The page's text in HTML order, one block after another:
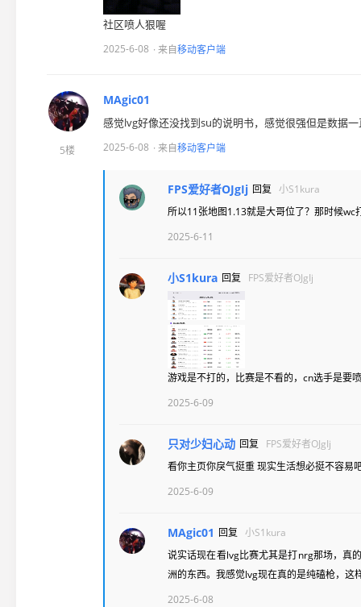
社区喷人狠喔
2025-6-08 · 来自移动客户端
5楼
MAgic01
感觉lvg好像还没找到su的说明书，感觉很强但是数据
2025-6-08 · 来自移动客户端
FPS爱好者OJgIj 回复 小S1kura
所以11张地图1.13就是大哥位了？那时候
2025-6-11
小S1kura 回复 FPS爱好者OJgIj
游戏是不打的，比赛是不看的，cn选手是要
2025-6-09
只对少妇心动 回复
FPS爱好者OJgIj
看你主页你戾气挺重 现实生活想必挺不容易
2025-6-09
MAgic01 回复 小S1kura
说实话现在看lvg比赛尤其是打nrg那场，真
洲的东西。我感觉lvg现在真的是纯磕枪，这
2025-6-08